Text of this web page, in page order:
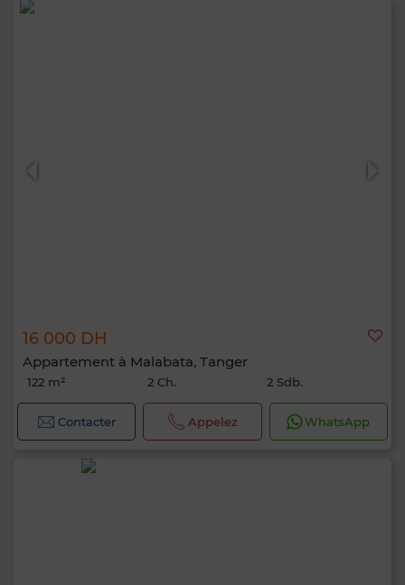
16 000 DH
Appartement à Malabata, Tanger
122 m² 2 Ch. 2 Sdb.
Contacter Appelez WhatsApp